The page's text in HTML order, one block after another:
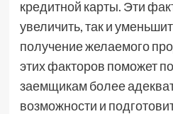
кредитной карты. Эти
увеличить, так и
получение желаемого
этих факторов поможет
заемщикам более
возможности и